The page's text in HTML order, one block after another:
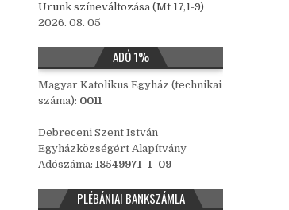
Urunk színeváltozása (Mt 17,1-9)
2026. 08. 05
ADÓ 1%
Magyar Katolikus Egyház (technikai
száma): 0011
Debreceni Szent István
Egyházközségért Alapítvány
Adószáma:18549971–1–09
PLÉBÁNIAI BANKSZÁMLA